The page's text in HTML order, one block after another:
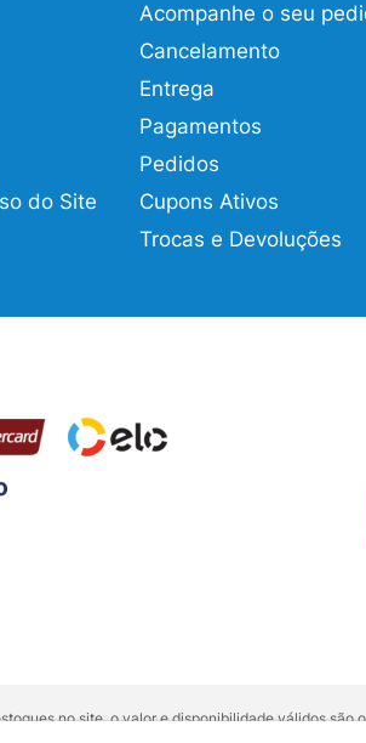
do Site
Acompanhe o seu
Cancelamento
Entrega
Pagamentos
Pedidos
Cupons Ativos
Trocas e Devoluções
no site, o valor e disponibilidade válidos
estoques. Para compras acima de 5 unidades do